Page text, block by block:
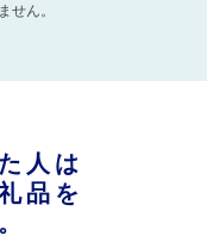
せん。
人は
品を